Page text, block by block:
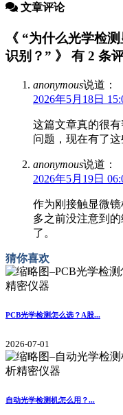
文章评论
《 “为什么光学检
识别？” 》 有 2 条
anonymous说道：
2026年5月18日
这篇文章真的很
问题，现在有了这
anonymous说道：
2026年5月19日
作为刚接触显微
多之前没注意到
了。
猜你喜欢
PCB光学检测怎么选？A股...
2026-07-01
自动光学检测机怎么用？...